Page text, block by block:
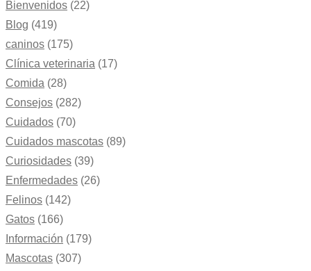
Bienvenidos (22)
Blog (419)
caninos (175)
Clínica veterinaria (17)
Comida (28)
Consejos (282)
Cuidados (70)
Cuidados mascotas (89)
Curiosidades (39)
Enfermedades (26)
Felinos (142)
Gatos (166)
Información (179)
Mascotas (307)